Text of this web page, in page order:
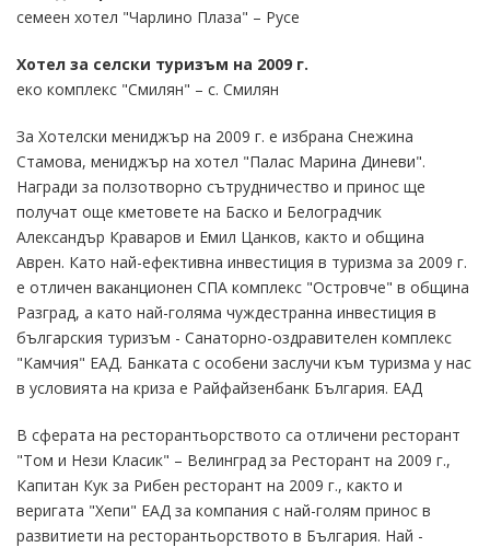
семеен хотел "Чарлино Плаза" – Русе
Хотел за селски туризъм на 2009 г.
еко комплекс "Смилян" – с. Смилян
За Хотелски мениджър на 2009 г. е избрана Снежина
Стамова, мениджър на хотел "Палас Марина Диневи".
Награди за ползотворно сътрудничество и принос ще
получат още кметовете на Баско и Белоградчик
Александър Краваров и Емил Цанков, както и община
Аврен. Като най-ефективна инвестиция в туризма за 2009 г.
е отличен ваканционен СПА комплекс "Островче" в община
Разград, а като най-голяма чуждестранна инвестиция в
българския туризъм - Санаторно-оздравителен комплекс
"Камчия" ЕАД. Банката с особени заслучи към туризма у нас
в условията на криза е Райфайзенбанк България. ЕАД
В сферата на ресторантьорството са отличени ресторант
"Том и Нези Класик" – Велинград за Ресторант на 2009 г.,
Капитан Кук за Рибен ресторант на 2009 г., както и
веригата "Хепи" ЕАД за компания с най-голям принос в
развитиети на ресторантьорството в България. Най -